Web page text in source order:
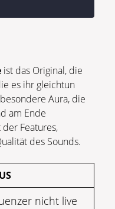
ist das Original, die
es ihr gleichtun
Aura, die
am Ende
Features,
des Sounds.
nicht live